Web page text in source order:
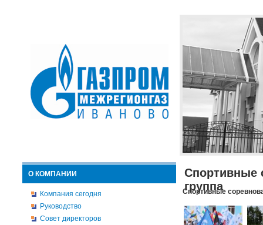
О КОМПАНИИ
Компания сегодня
Руководство
Совет директоров
Спортивные
группа
Спортивные